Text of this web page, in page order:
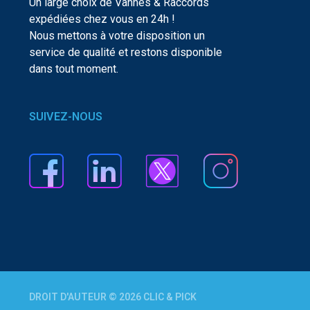
Un large choix de Vannes & Raccords
expédiées chez vous en 24h !
Nous mettons à votre disposition un
service de qualité et restons disponible
dans tout moment.
SUIVEZ-NOUS
DROIT D'AUTEUR © 2026 CLIC & PICK